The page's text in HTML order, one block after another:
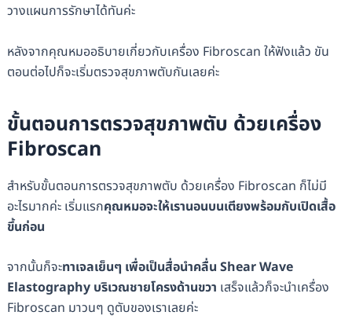
วางแผนการรักษาได้ทันค่ะ
หลังจากคุณหมออธิบายเกี่ยวกับเครื่อง Fibroscan ให้ฟังแล้ว ขัน
ตอนต่อไปก็จะเริ่มตรวจสุขภาพตับกันเลยค่ะ
ขั้นตอนการตรวจสุขภาพตับ ด้วยเครื่อง
Fibroscan
สำหรับขั้นตอนการตรวจสุขภาพตับ ด้วยเครื่อง Fibroscan ก็ไม่มี
อะไรมากค่ะ เริ่มแรกคุณหมอจะให้เรานอนบนเตียงพร้อมกับเปิดเสื้อ
ขึ้นก่อน
จากนั้นก็จะทาเจลเย็นๆ เพื่อเป็นสื่อนำคลื่น Shear Wave
Elastography บริเวณชายโครงด้านขวา เสร็จแล้วก็จะนำเครื่อง
Fibroscan มาวนๆ ดูตับของเราเลยค่ะ